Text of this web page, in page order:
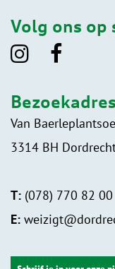
Volg ons op
Bezoekadres
Van
3314 BH
T: (078) 770 82 00
E: